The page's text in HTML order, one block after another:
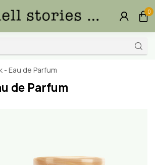
0
- Eau de Parfum
de Parfum